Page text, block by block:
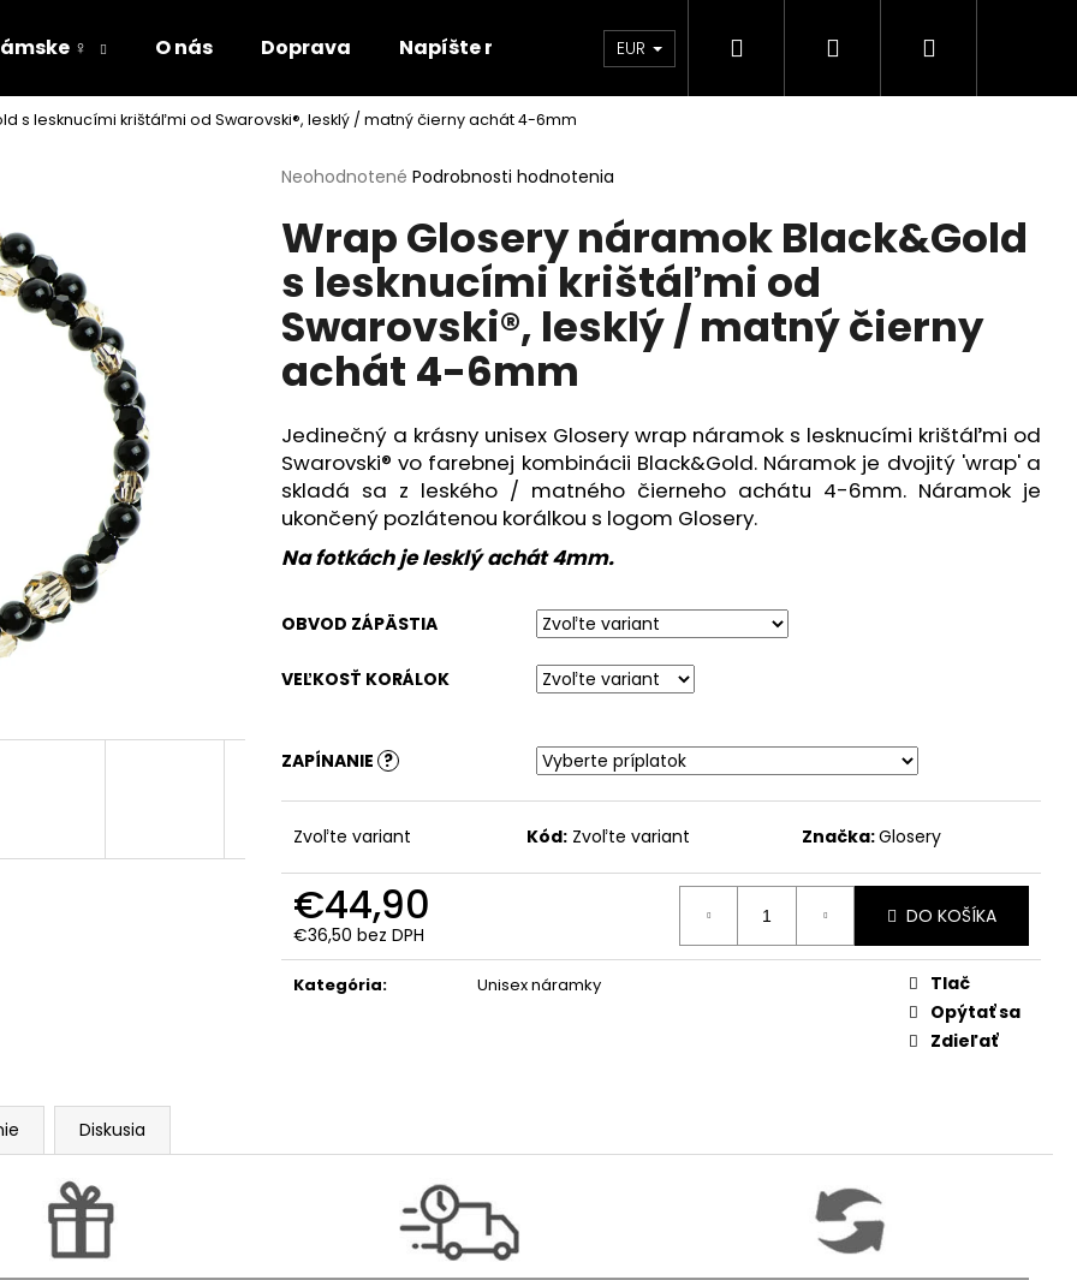
♀ O nás Doprava Napíšte nám Kontakt Blog Obchodné podmienky
EUR Hľadať PrihlásenieNákupný
s lesknucími krištáľmi od Swarovski®, lesklý / matný čierny achát 4-6mm
Priemerné
produktu
je
z
5
hviezdičiek.
Neohodnotené Podrobnosti hodnotenia
Wrap Glosery náramok Black&Gold
s lesknucími krištáľmi od
Swarovski®, lesklý / matný čierny
achát 4-6mm
Jedinečný a krásny unisex Glosery wrap náramok s lesknucími krištáľmi od
Swarovski® vo farebnej kombinácii Black&Gold. Náramok je dvojitý 'wrap' a
skladá sa z leského / matného čierneho achátu 4-6mm. Náramok je
ukončený pozlátenou korálkou s logom Glosery.
Na fotkách je lesklý achát 4mm.
OBVOD ZÁPÄSTIA
VEĽKOSŤ KORÁLOK
ZAPÍNANIE ?
Zvoľte variant Kód: Zvoľte variant Značka:Glosery
€44,90
€36,50 bez DPH
Jednotková
cena:
DO KOŠÍKA
Kategória: Unisex náramky
Tlač
Opýtať sa
Zdieľať
Diskusia
Čo potrebujete nájsť?
HĽADAŤ
Odporúčame